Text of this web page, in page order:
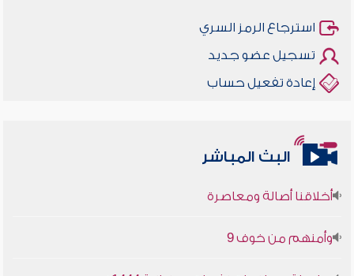
استرجاع الرمز السري
تسجيل عضو جديد
إعادة تفعيل حساب
البث المباشر